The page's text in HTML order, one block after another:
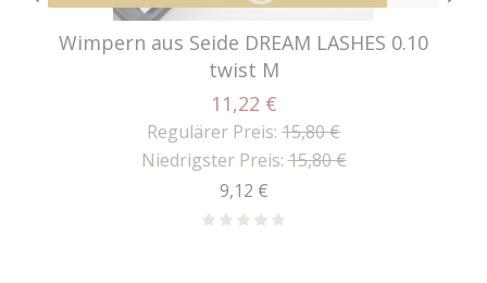
Wimpern aus Seide DREAM LASHES 0.10
twist M
11,22 €
Regulärer Preis: 15,80 €
Niedrigster Preis: 15,80 €
Preis
9,12 €